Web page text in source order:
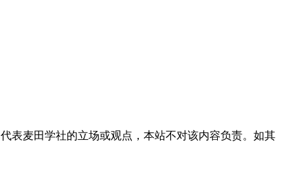
表麦田学社的立场或观点，本站不对该内容负责。如其